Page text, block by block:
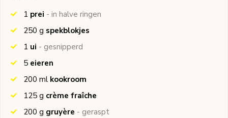
1 prei - in halve ringen
250 g spekblokjes
1 ui - gesnipperd
5 eieren
200 ml kookroom
125 g crème fraîche
200 g gruyère - geraspt